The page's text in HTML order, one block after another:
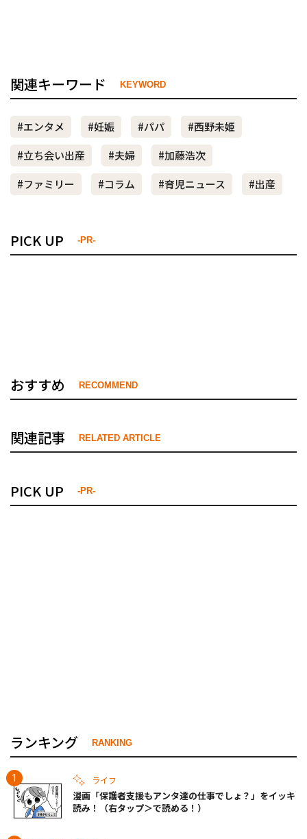
関連キーワード KEYWORD
#エンタメ #妊娠 #パパ
#西野未姫
#立ち会い出産
#夫婦
#加藤浩次
#ファミリー
#コラム #育児ニュース #出産
PICK UP -PR-
おすすめ RECOMMEND
関連記事 RELATED ARTICLE
PICK UP -PR-
ランキング RANKING
ライフ
漫画「保護者支援もアンタ達の仕事でしょ？」をイッキ
読み！（右タップ＞で読める！）